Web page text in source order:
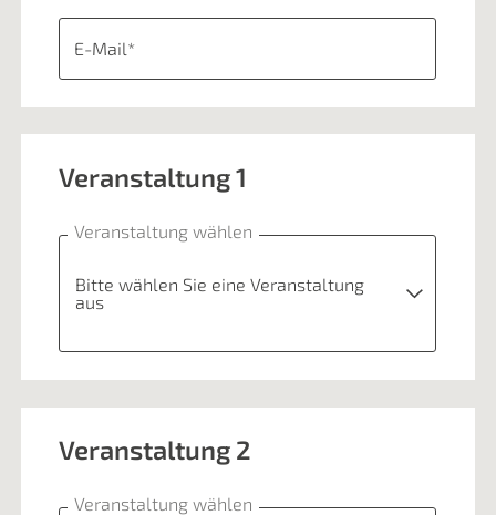
E-Mail*
Veranstaltung 1
Veranstaltung wählen
Bitte wählen Sie eine Veranstaltung
aus
Veranstaltung 2
Veranstaltung wählen